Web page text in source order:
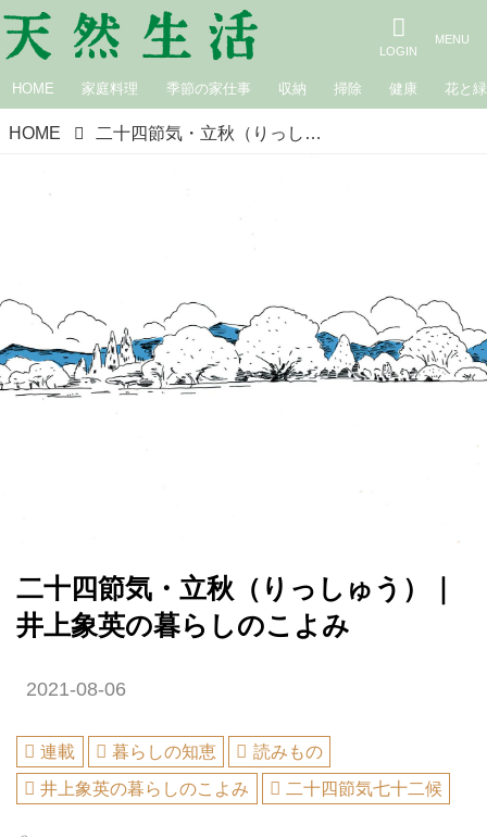
HOME 家庭料理 季節の家仕事 収納 掃除 健康 花と緑
HOME 二十四節気・立秋（りっしゅう）｜井上象英の暮らしのこよみ
二十四節気・立秋（りっしゅう）｜
井上象英の暮らしのこよみ
2021-08-06
連載 暮らしの知恵
読みもの
井上象英の暮らしのこよみ
二十四節気七十二候